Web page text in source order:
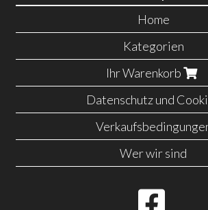
Home
Kategorien
Ihr Warenkorb
Datenschutz und
Wer wir sind